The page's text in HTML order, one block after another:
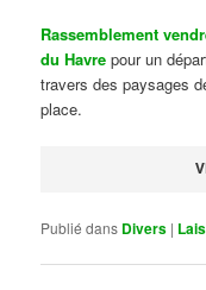
Rassemblement
du Havre pour un
travers des paysages
place.
Publié dans Divers |